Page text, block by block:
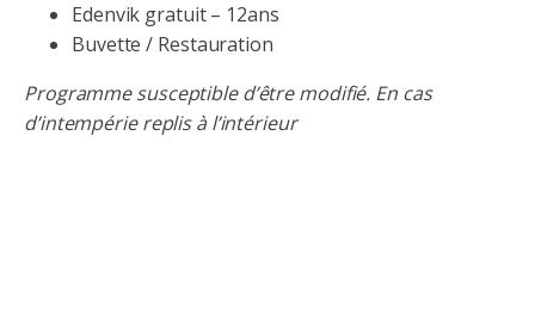
Edenvik gratuit – 12ans
Buvette / Restauration
Programme susceptible d’être modifié. En cas
d’intempérie replis à l’intérieur